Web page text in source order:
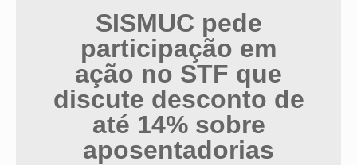
SISMUC pede
participação em
ação no STF que
discute desconto de
até 14% sobre
aposentadorias